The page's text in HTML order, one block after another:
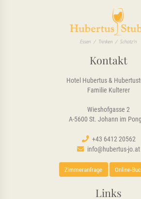
Kontakt
Hotel Hubertus &
Familie Kulterer
Wieshofgasse 2
A-5600 St. Johann im
+43 6412 20562
info@hubertus-jo.at
Zimmeranfrage Online-
Links